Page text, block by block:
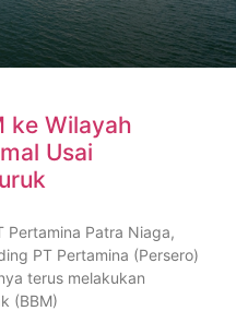
ke Wilayah
Usai
Pertamina Patra Niaga,
PT Pertamina (Persero)
terus melakukan
(BBM)